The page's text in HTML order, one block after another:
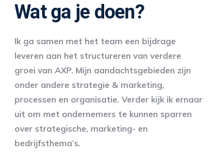
Wat ga je doen?
Ik ga samen met het team een bijdrage
leveren aan het structureren van verdere
groei van AXP. Mijn aandachtsgebieden zijn
onder andere strategie & marketing,
processen en organisatie. Verder kijk ik ernaar
uit om met ondernemers te kunnen sparren
over strategische, marketing- en
bedrijfsthema’s.